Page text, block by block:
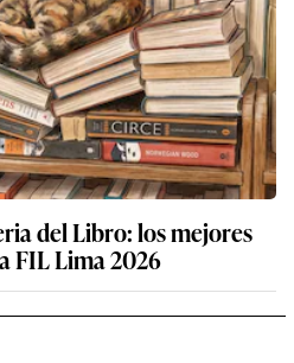
del Libro: los mejores
FIL Lima 2026